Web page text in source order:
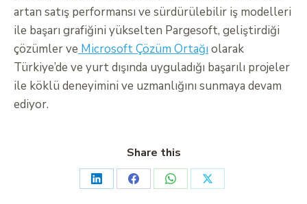
artan satış performansı ve sürdürülebilir iş modelleri
ile başarı grafiğini yükselten Pargesoft, geliştirdiği
çözümler ve Microsoft Çözüm Ortağıolarak
Türkiye’de ve yurt dışında uyguladığı başarılı projeler
ile köklü deneyimini ve uzmanlığını sunmaya devam
ediyor.
Share this